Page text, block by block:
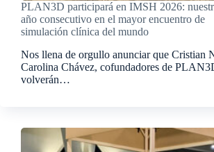
PLAN3D participará en IMSH 2026:
año consecutivo en el mayor encuentro de
simulación clínica del mundo
Nos llena de orgullo anunciar que Cristian
Carolina Chávez, cofundadores de
volverán…